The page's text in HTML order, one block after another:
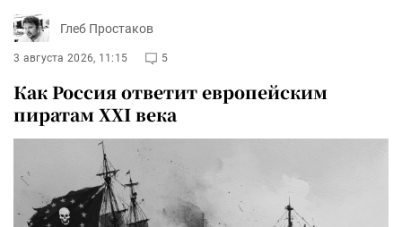
Глеб Простаков
3 августа 2026, 11:15 5
Как Россия ответит европейским
пиратам XXI века